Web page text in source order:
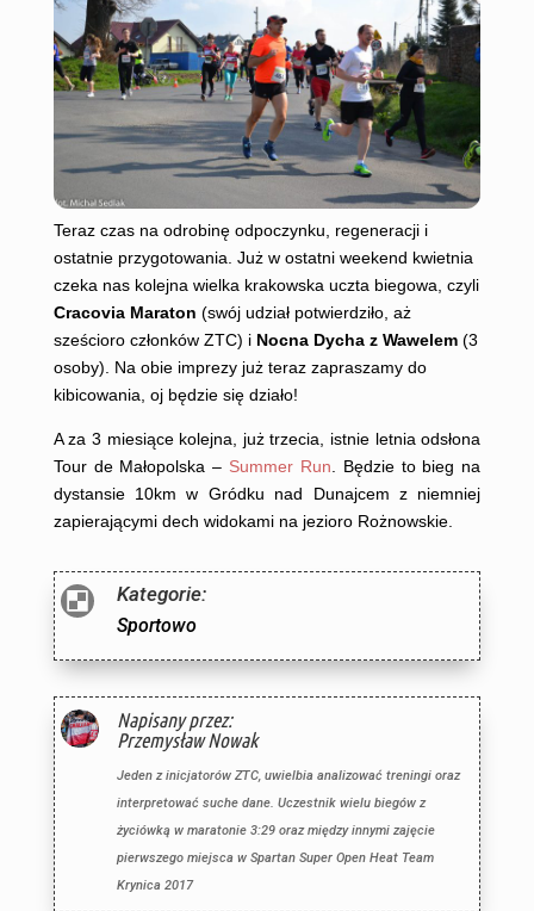
Teraz czas na odrobinę odpoczynku, regeneracji i
ostatnie przygotowania. Już w ostatni weekend kwietnia
czeka nas kolejna wielka krakowska uczta biegowa, czyli
Cracovia Maraton (swój udział potwierdziło, aż
sześcioro członków ZTC) i Nocna Dycha z Wawelem(3
osoby). Na obie imprezy już teraz zapraszamy do
kibicowania, oj będzie się działo!
A za 3 miesiące kolejna, już trzecia, istnie letnia odsłona
Tour de Małopolska – Summer Run. Będzie to bieg na
dystansie 10km w Gródku nad Dunajcem z niemniej
zapierającymi dech widokami na jezioro Rożnowskie.
 Kategorie:
Sportowo
Napisany przez:
Przemysław Nowak
Jeden z inicjatorów ZTC, uwielbia analizować treningi oraz
interpretować suche dane. Uczestnik wielu biegów z
życiówką w maratonie 3:29 oraz między innymi zajęcie
pierwszego miejsca w Spartan Super Open Heat Team
Krynica 2017